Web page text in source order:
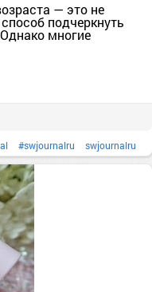
— это не
подчеркнуть
многие
#swjournalru swjournalru
#помада